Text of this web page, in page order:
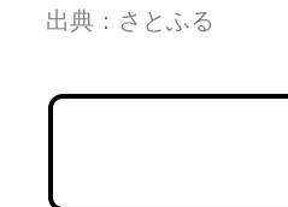
出典：さとふる